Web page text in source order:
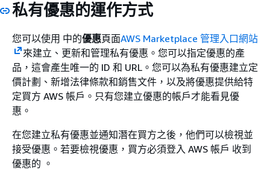
私有優惠的運作方式
您可以使用 中的優惠頁面AWS Marketplace 管理入口網站
來建立、更新和管理私有優惠。您可以指定優惠的產
品，這會產生唯一的 ID 和 URL。您可以為私有優惠建立定
價計劃、新增法律條款和銷售文件，以及將優惠提供給特
定買方 AWS 帳戶。只有您建立優惠的帳戶才能看見優
惠。
在您建立私有優惠並通知潛在買方之後，他們可以檢視並
接受優惠。若要檢視優惠，買方必須登入 AWS 帳戶 收到
優惠的 。